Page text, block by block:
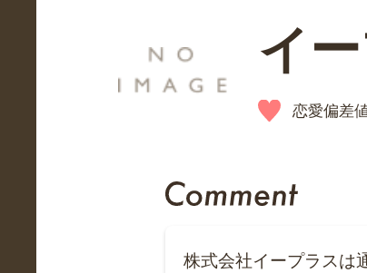
イ
恋愛偏差
株式会社イープラスは